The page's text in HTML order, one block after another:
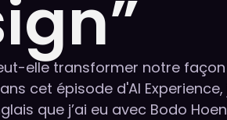
elle transformer notre
cet épisode d'AI
que j’ai eu avec Bodo